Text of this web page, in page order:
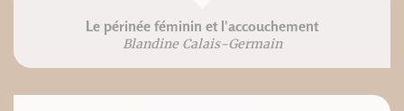
Le périnée féminin et l'accouchement
Blandine Calais-Germain